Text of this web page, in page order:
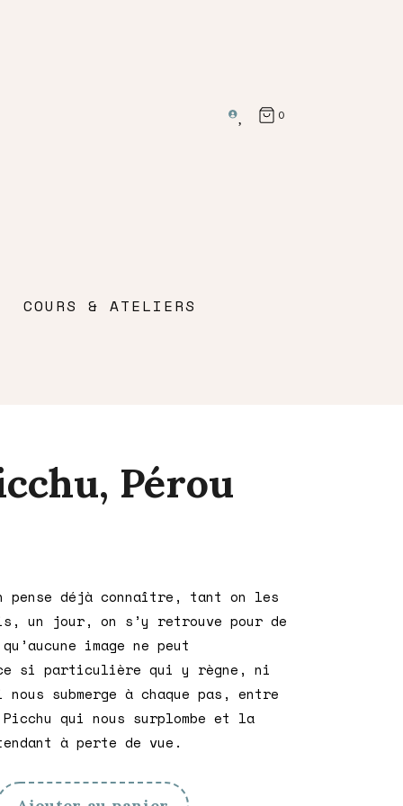
0
COURS & ATELIERS
Pérou
déjà connaître, tant on les
un jour, on s’y retrouve pour de
image ne peut
si particulière qui y règne, ni
submerge à chaque pas, entre
qui nous surplombe et la
à perte de vue.